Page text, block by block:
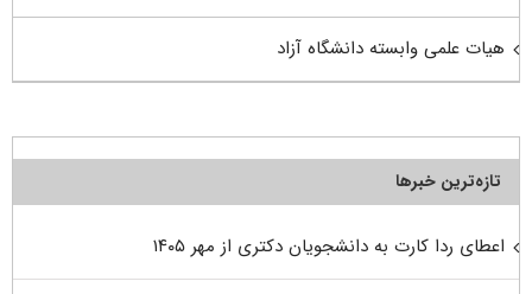
هیات علمی وابسته دانشگاه آزاد
تازه‌ترین خبرها
اعطای ردا کارت به دانشجویان دکتری از مهر ۱۴۰۵